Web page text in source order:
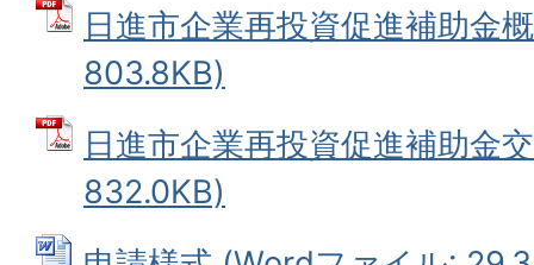
日進市企業再投資促進補助金
803.8KB)
日進市企業再投資促進補助金
832.0KB)